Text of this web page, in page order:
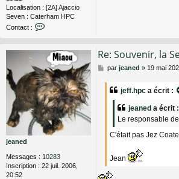
Localisation : [2A] Ajaccio
Seven : Caterham HPC
Contact :
t
a
c
t
e
r
j
e
f
f
p
c
jeaned
Messages : 10283
Inscription : 22 juil. 2006,
20:52
Re: Souvenir, la
M
par jeaned » 19 mai
jeff.hpc a écrit :
jeaned a écrit :
Le responsable
C'était pas Jez
Jean